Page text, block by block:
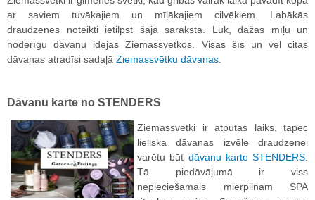
ar saviem tuvākajiem un mīļākajiem cilvēkiem. Labākās
draudzenes noteikti ietilpst šajā sarakstā. Lūk, dažas mīļu un
noderīgu dāvanu idejas Ziemassvētkos. Visas šīs un vēl citas
dāvanas atradīsi sadaļā Ziemassvētku dāvanas.
Dāvanu karte no STENDERS
Ziemassvētki ir atpūtas laiks, tāpēc
lieliska dāvanas izvēle draudzenei
varētu būt dāvanu karte STENDERS.
Tā piedāvājumā ir viss
nepieciešamais mierpilnam SPA